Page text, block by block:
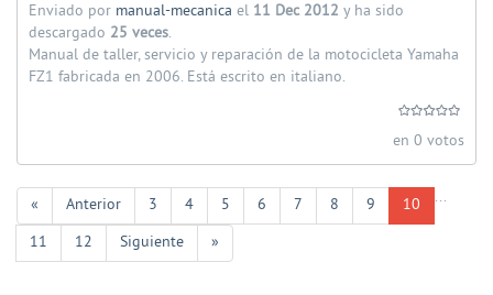
Enviado por manual-mecanica el 11 Dec 2012 y ha sido
descargado 25 veces.
Manual de taller, servicio y reparación de la motocicleta Yamaha
FZ1 fabricada en 2006. Está escrito en italiano.
en 0 votos
« Anterior ...
3 4 5 6 7 8 9
10
11
12 Siguiente »